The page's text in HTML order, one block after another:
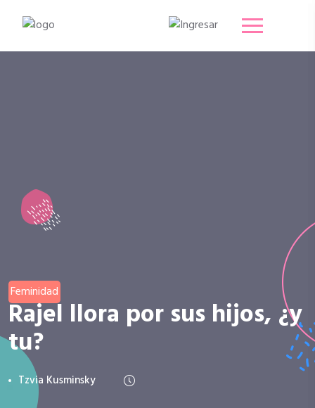
Feminidad
Rajel llora por sus hijos, ¿y
tu?
Tzvia Kusminsky